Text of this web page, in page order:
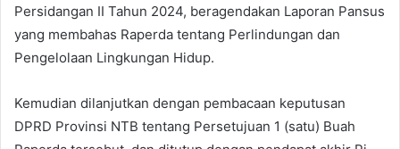
Persidangan II Tahun 2024, beragendakan Laporan Pansus
yang membahas Raperda tentang Perlindungan dan
Pengelolaan Lingkungan Hidup.
Kemudian dilanjutkan dengan pembacaan keputusan
DPRD Provinsi NTB tentang Persetujuan 1 (satu) Buah